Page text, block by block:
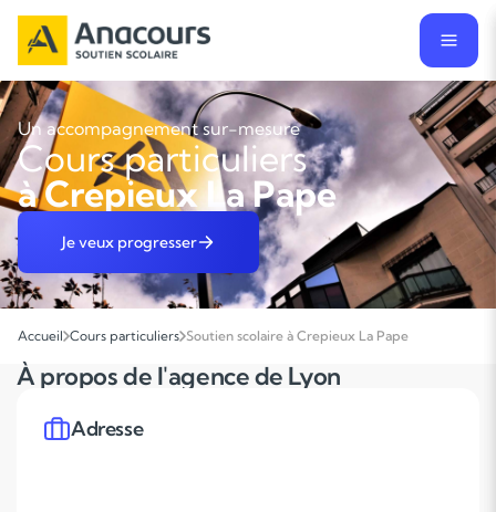
Un accompagnement sur-mesure
Cours particuliers
à Crepieux La Pape
Je veux progresser
Accueil Cours particuliers Soutien scolaire à Crepieux La Pape
À propos de l'agence de Lyon
Adresse